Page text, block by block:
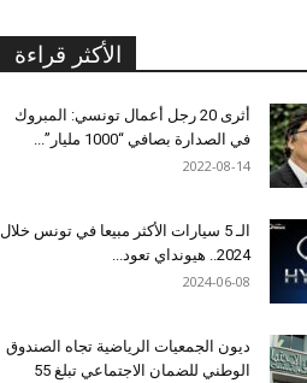
الأكثر قراءة
أثرى 20 رجل أعمال تونسي: المبروك
في الصدارة بصافي “1000 مليار”...
2022-08-14
الـ 5 سيارات الأكثر مبيعا في تونس خلال
2024.. هيونداي تعود...
2024-06-08
ديون الجمعيات الرياضية تجاه الصندوق
الوطني للضمان الاجتماعي تبلغ 55